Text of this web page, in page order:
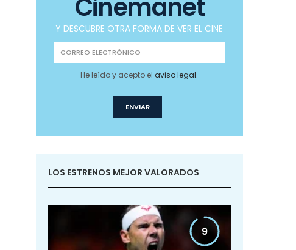
Cinemanet
Y DESCUBRE OTRA FORMA DE VER EL CINE
He leído y acepto elaviso legal.
LOS ESTRENOS MEJOR VALORADOS
9